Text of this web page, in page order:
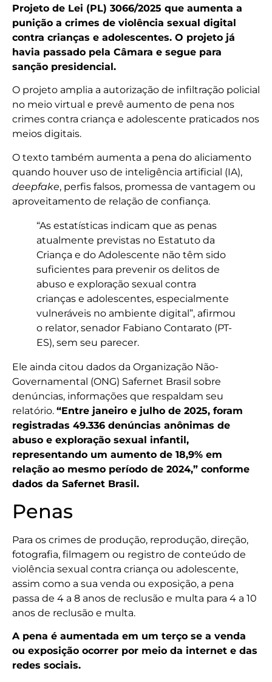
Projeto de Lei (PL) 3066/2025 que aumenta a
punição a crimes de violência sexual digital
contra crianças e adolescentes. O projeto já
havia passado pela Câmara e segue para
sanção presidencial.
O projeto amplia a autorização de infiltração policial
no meio virtual e prevê aumento de pena nos
crimes contra criança e adolescente praticados nos
meios digitais.
O texto também aumenta a pena do aliciamento
quando houver uso de inteligência artificial (IA),
deepfake, perfis falsos, promessa de vantagem ou
aproveitamento de relação de confiança.
“As estatísticas indicam que as penas
atualmente previstas no Estatuto da
Criança e do Adolescente não têm sido
suficientes para prevenir os delitos de
abuso e exploração sexual contra
crianças e adolescentes, especialmente
vulneráveis no ambiente digital”, afirmou
o relator, senador Fabiano Contarato (PT-
ES), sem seu parecer.
Ele ainda citou dados da Organização Não-
Governamental (ONG) Safernet Brasil sobre
denúncias, informações que respaldam seu
relatório. “Entre janeiro e julho de 2025, foram
registradas 49.336 denúncias anônimas de
abuso e exploração sexual infantil,
representando um aumento de 18,9% em
relação ao mesmo período de 2024,” conforme
dados da Safernet Brasil.
Penas
Para os crimes de produção, reprodução, direção,
fotografia, filmagem ou registro de conteúdo de
violência sexual contra criança ou adolescente,
assim como a sua venda ou exposição, a pena
passa de 4 a 8 anos de reclusão e multa para 4 a 10
anos de reclusão e multa.
A pena é aumentada em um terço se a venda
ou exposição ocorrer por meio da internet e das
redes sociais.